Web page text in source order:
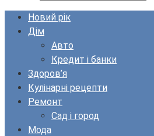
Новий рік
Дім
Авто
Кредит і банки
Здоров’я
Кулінарні рецепти
Ремонт
Сад і город
Мода